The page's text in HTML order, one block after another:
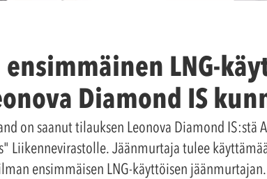
LNG-
Diamond IS
on saanut tilauksen Leonova Diamond
Liikennevirastolle. Jäänmurtaja tulee
ensimmäisen LNG-käyttöisen